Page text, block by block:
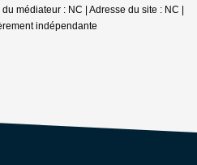
médiateur : NC | Adresse du site : NC |
indépendante